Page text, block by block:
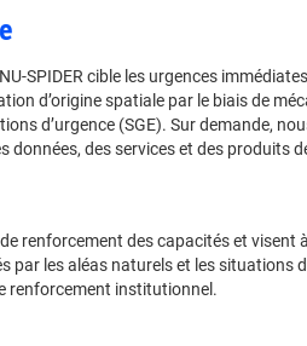
SPIDER cible les urgences
d’origine spatiale par le biais de
d’urgence (SGE). Sur demande,
des services et des produits
renforcement des capacités et
les aléas naturels et les situations
renforcement institutionnel.